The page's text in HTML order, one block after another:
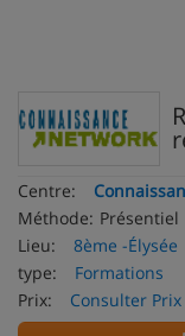
Centre:
Méthode: Présentiel
Lieu:
8ème -Élysée
type:
Formations
Prix:
Consulter Prix